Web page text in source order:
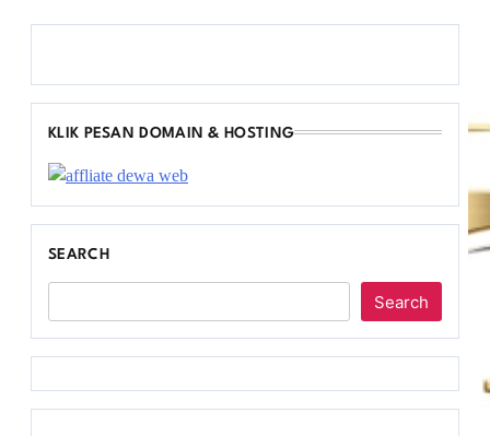
KLIK PESAN DOMAIN & HOSTING
SEARCH
Search